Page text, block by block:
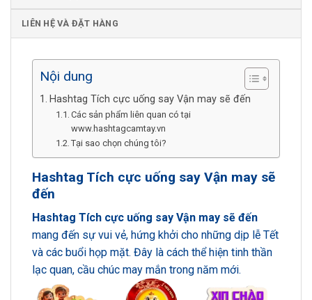
LIÊN HỆ VÀ ĐẶT HÀNG
Nội dung
Hashtag Tích cực uống say Vận may sẽ đến
Các sản phẩm liên quan có tại
www.hashtagcamtay.vn
Tại sao chọn chúng tôi?
Hashtag Tích cực uống say Vận may sẽ
đến
Hashtag Tích cực uống say Vận may sẽ đến
mang đến sự vui vẻ, hứng khởi cho những dịp lễ Tết
và các buổi họp mặt. Đây là cách thể hiện tinh thần
lạc quan, cầu chúc may mắn trong năm mới.